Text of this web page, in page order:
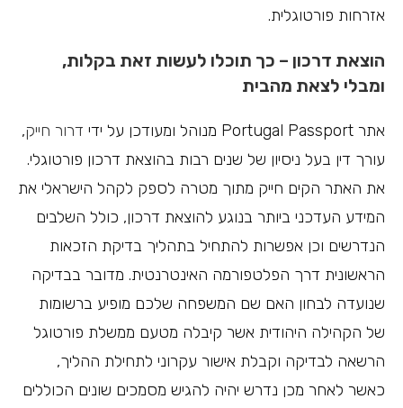
אזרחות פורטוגלית.
הוצאת דרכון – כך תוכלו לעשות זאת בקלות,
ומבלי לצאת מהבית
אתר Portugal Passport מנוהל ומעודכן על ידי דרור חייק,
עורך דין בעל ניסיון של שנים רבות בהוצאת דרכון פורטוגלי.
את האתר הקים חייק מתוך מטרה לספק לקהל הישראלי את
המידע העדכני ביותר בנוגע להוצאת דרכון, כולל השלבים
הנדרשים וכן אפשרות להתחיל בתהליך בדיקת הזכאות
הראשונית דרך הפלטפורמה האינטרנטית. מדובר בבדיקה
שנועדה לבחון האם שם המשפחה שלכם מופיע ברשומות
של הקהילה היהודית אשר קיבלה מטעם ממשלת פורטוגל
הרשאה לבדיקה וקבלת אישור עקרוני לתחילת ההליך,
כאשר לאחר מכן נדרש יהיה להגיש מסמכים שונים הכוללים